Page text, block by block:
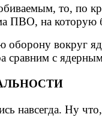
то, по
ПВО, на которую
вокруг
сравним с
навсегда. Ну